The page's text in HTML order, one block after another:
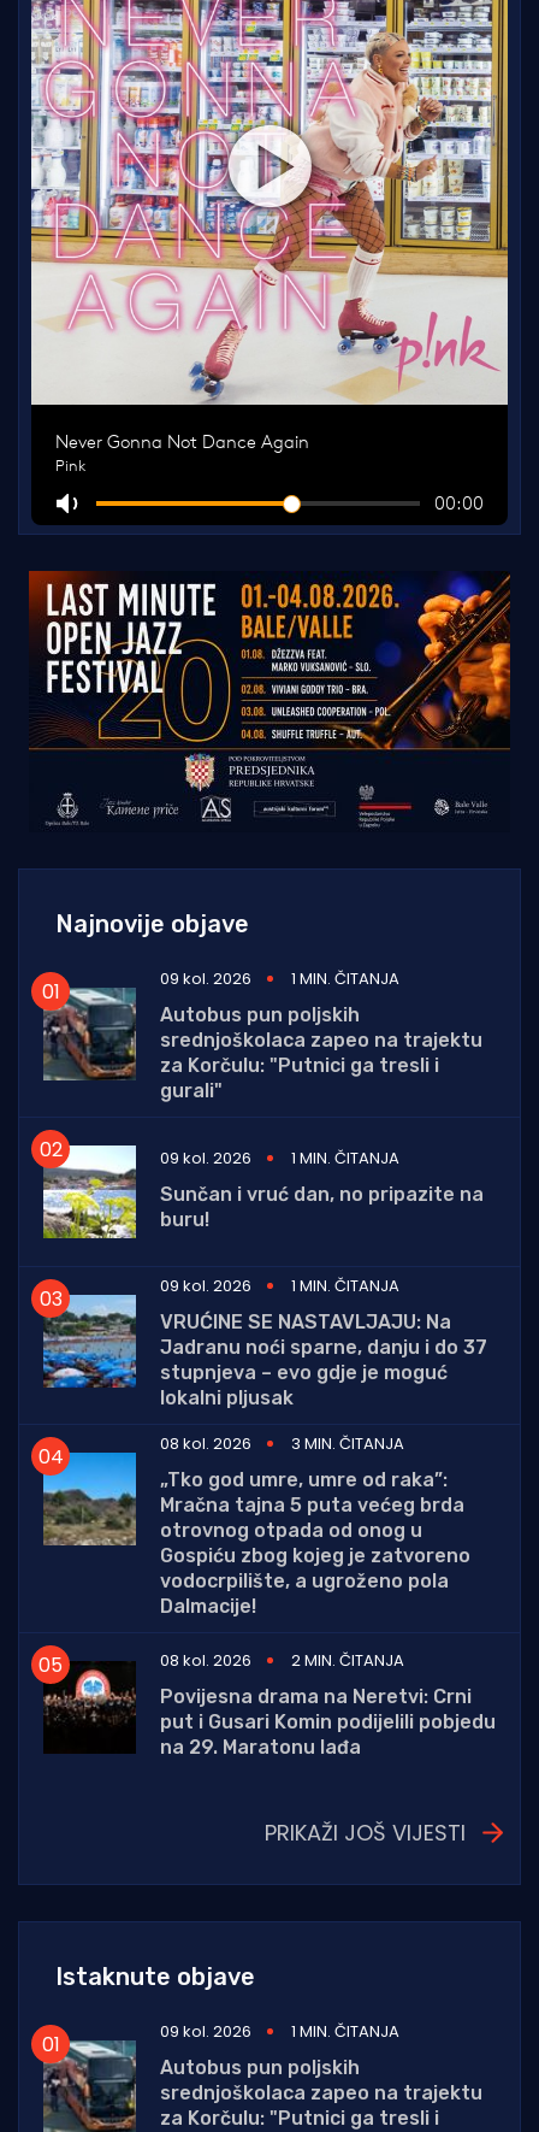
Najnovije objave
09 kol. 2026
1 MIN. ČITANJA
Autobus pun poljskih
srednjoškolaca zapeo na trajektu
za Korčulu: "Putnici ga tresli i
gurali"
09 kol. 2026
1 MIN. ČITANJA
Sunčan i vruć dan, no pripazite na
buru!
09 kol. 2026
1 MIN. ČITANJA
VRUĆINE SE NASTAVLJAJU: Na
Jadranu noći sparne, danju i do 37
stupnjeva – evo gdje je moguć
lokalni pljusak
08 kol. 2026
3 MIN. ČITANJA
„Tko god umre, umre od raka”:
Mračna tajna 5 puta većeg brda
otrovnog otpada od onog u
Gospiću zbog kojeg je zatvoreno
vodocrpilište, a ugroženo pola
Dalmacije!
08 kol. 2026
2 MIN. ČITANJA
Povijesna drama na Neretvi: Crni
put i Gusari Komin podijelili pobjedu
na 29. Maratonu lađa
PRIKAŽI JOŠ VIJESTI
Istaknute objave
09 kol. 2026
1 MIN. ČITANJA
Autobus pun poljskih
srednjoškolaca zapeo na trajektu
za Korčulu: "Putnici ga tresli i